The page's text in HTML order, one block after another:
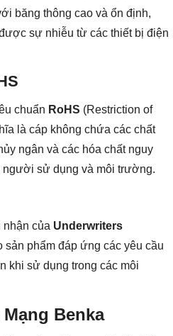
băng thông cao và ổn định,
sự nhiễu từ các thiết bị điện
chuẩn RoHS (Restriction of
là cáp không chứa các chất
ngân và các hóa chất nguy
người sử dụng và môi trường.
nhận của Underwriters
sản phẩm đáp ứng các yêu cầu
khi sử dụng trong các môi
Benka